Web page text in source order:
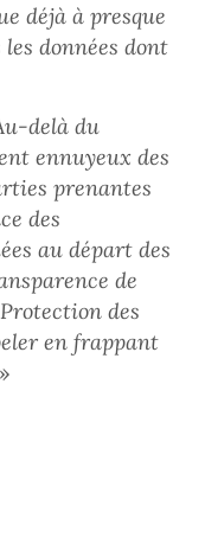
déjà à presque
données dont
delà du
ennuyeux des
prenantes
des
au départ des
de
des
en frappant